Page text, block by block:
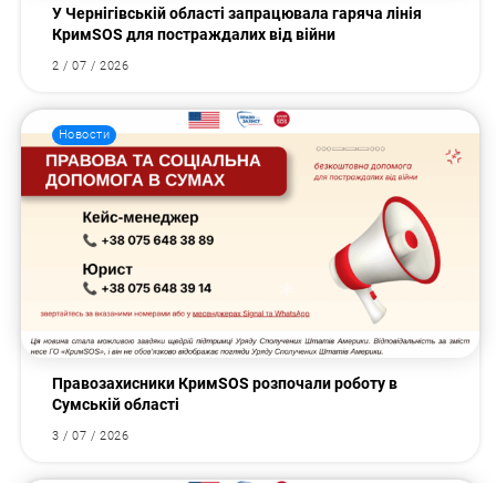
У Чернігівській області запрацювала гаряча лінія
КримSOS для постраждалих від війни
2 / 07 / 2026
Новости
Правозахисники КримSOS розпочали роботу в
Сумській області
3 / 07 / 2026